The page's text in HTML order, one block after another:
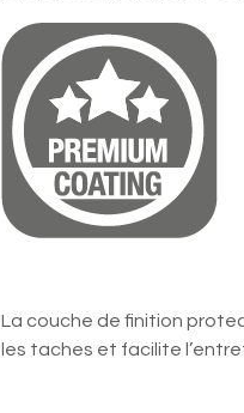
La couche de finition
les taches et facilite